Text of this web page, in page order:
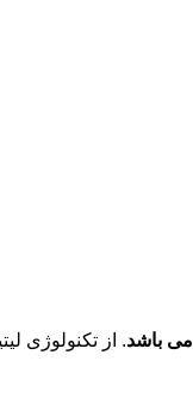
می باشد. از تکنولوژی